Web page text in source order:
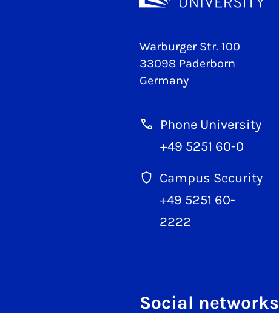
Warburger Str. 100
33098 Paderborn
Germany
Phone University
+49 5251 60-0
Campus Security
+49 5251 60-
2222
Social networks